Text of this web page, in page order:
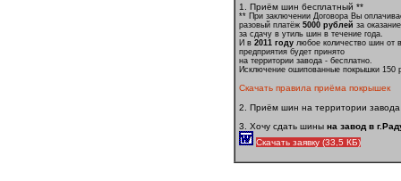
1. Приём шин бесплатный **
** При заключении Договора Вы
разовый платёж 5000 рублей за
за сдачу в утиль шин в течение года.
И в 2011 году любое количество шин от
предприятия будет принято
на территории завода - бесплатно.
Исключение ошипованные покрышки 150
Скачать правила приёма покрышек
2. Приём шин на территории завода
3. Хочу сдать шины на завод в
Скачать заявку (33,5 КБ)